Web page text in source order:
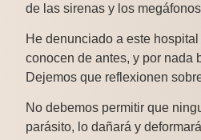
de las sirenas y los
He denunciado a este
conocen de antes, y por nada
Dejemos que reflexionen
No debemos permitir que
parásito, lo dañará y